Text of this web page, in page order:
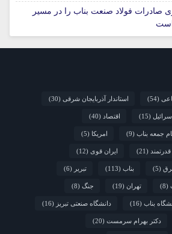
رشد ۵ برابری صادرات فولاد صنعت بناب را در مسیر
است
(54) استاندار آذربایجان شرقی (30)
(15) اقتصاد (40)
جمعه بناب (9) امریکا (5)
قدرتمند (21) ایران قوی (12)
(5) بناب (113) تبریر (6)
(8) تهران (19) جنگ (8)
بناب (16) دانشگاه صنعتی تبریز (16)
دکتر بهرام سرمست (20)